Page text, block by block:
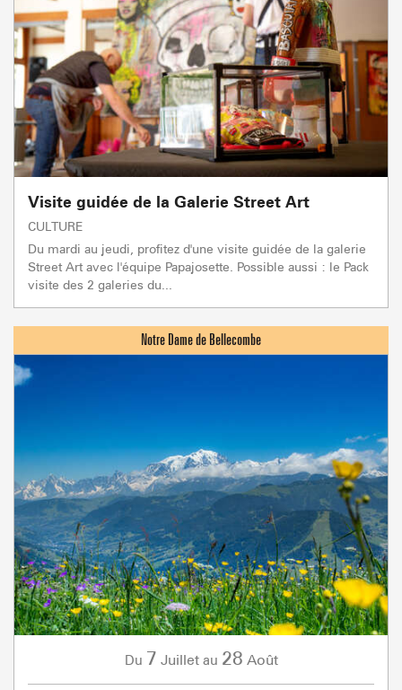
Visite guidée de la Galerie Street Art
CULTURE
Du mardi au jeudi, profitez d'une visite guidée de la galerie
Street Art avec l'équipe Papajosette. Possible aussi : le Pack
visite des 2 galeries du...
Du 7 Juillet au 28 Août